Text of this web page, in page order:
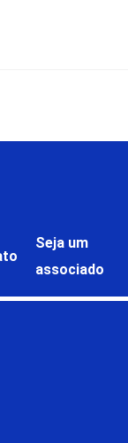
Seja um
associado